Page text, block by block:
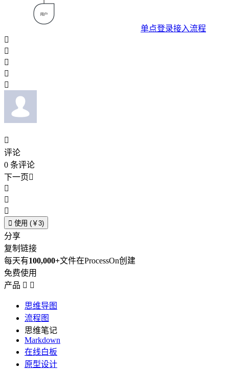
单点登录接入流程






评论
0 条评论
下一页



 使用 (￥3)
分享
复制链接
每天有100,000+文件在ProcessOn创建
免费使用
产品  
思维导图
流程图
思维笔记
Markdown
在线白板
原型设计